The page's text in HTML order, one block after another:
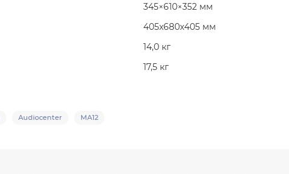
345×610×352 мм
405x680x405 мм
14,0 кг
17,5 кг
Audiocenter MA12